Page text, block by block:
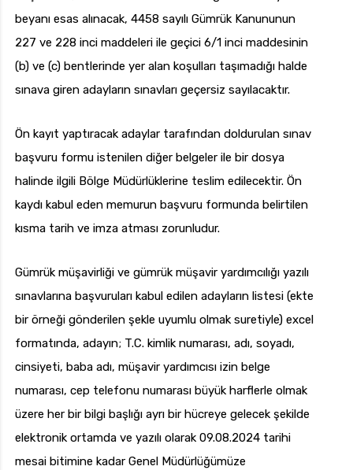
beyanı esas alınacak, 4458 sayılı Gümrük Kanununun
227 ve 228 inci maddeleri ile geçici 6/1 inci maddesinin
(b) ve (c) bentlerinde yer alan koşulları taşımadığı halde
sınava giren adayların sınavları geçersiz sayılacaktır.
Ön kayıt yaptıracak adaylar tarafından doldurulan sınav
başvuru formu istenilen diğer belgeler ile bir dosya
halinde ilgili Bölge Müdürlüklerine teslim edilecektir. Ön
kaydı kabul eden memurun başvuru formunda belirtilen
kısma tarih ve imza atması zorunludur.
Gümrük müşavirliği ve gümrük müşavir yardımcılığı yazılı
sınavlarına başvuruları kabul edilen adayların listesi (ekte
bir örneği gönderilen şekle uyumlu olmak suretiyle) excel
formatında, adayın; T.C. kimlik numarası, adı, soyadı,
cinsiyeti, baba adı, müşavir yardımcısı izin belge
numarası, cep telefonu numarası büyük harflerle olmak
üzere her bir bilgi başlığı ayrı bir hücreye gelecek şekilde
elektronik ortamda ve yazılı olarak 09.08.2024 tarihi
mesai bitimine kadar Genel Müdürlüğümüze